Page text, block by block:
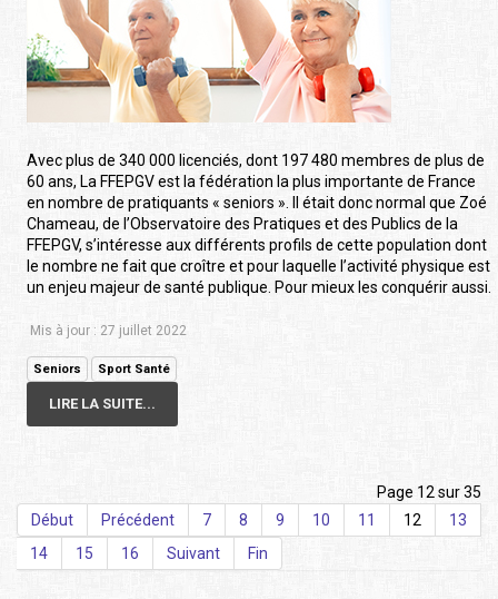
Avec plus de 340 000 licenciés, dont 197 480 membres de plus de
60 ans, La FFEPGV est la fédération la plus importante de France
en nombre de pratiquants « seniors ». Il était donc normal que Zoé
Chameau, de l’Observatoire des Pratiques et des Publics de la
FFEPGV, s’intéresse aux différents profils de cette population dont
le nombre ne fait que croître et pour laquelle l’activité physique est
un enjeu majeur de santé publique. Pour mieux les conquérir aussi.
Mis à jour : 27 juillet 2022
Seniors Sport Santé
LIRE LA SUITE...
Page 12 sur 35
Début
Précédent 7 8 9 10 11 12
13
14
15 16 Suivant Fin